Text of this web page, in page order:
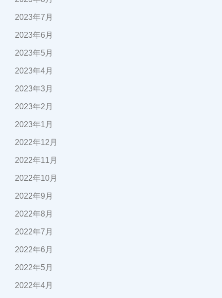
2023年7月
2023年6月
2023年5月
2023年4月
2023年3月
2023年2月
2023年1月
2022年12月
2022年11月
2022年10月
2022年9月
2022年8月
2022年7月
2022年6月
2022年5月
2022年4月